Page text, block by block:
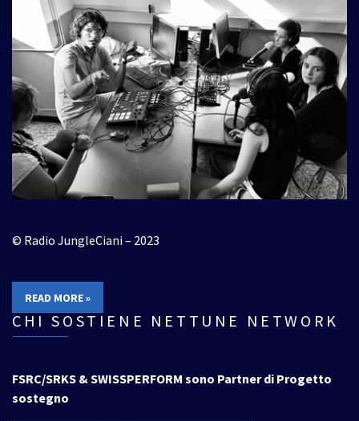
© Radio JungleCiani – 2023
READ MORE »
CHI SOSTIENE NETTUNE NETWORK
FSRC/SRKS & SWISSPERFORM sono Partner di Progetto
sostegno